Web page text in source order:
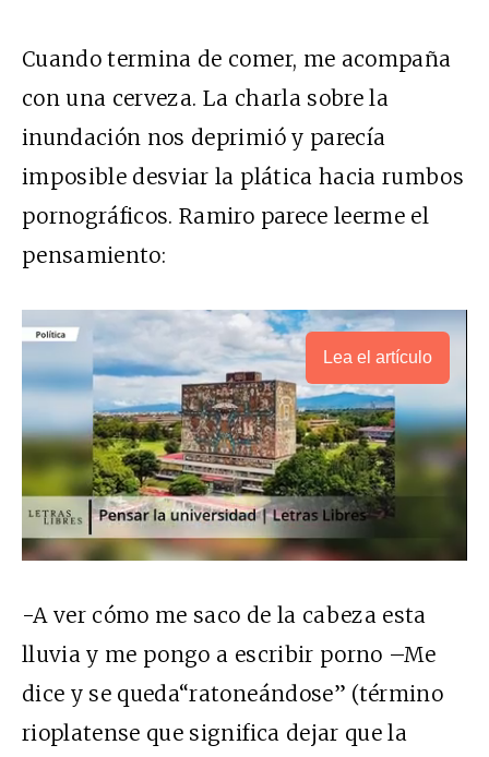
Cuando termina de comer, me acompaña
con una cerveza. La charla sobre la
inundación nos deprimió y parecía
imposible desviar la plática hacia rumbos
pornográficos. Ramiro parece leerme el
pensamiento:
Lea el artículo
-A ver cómo me saco de la cabeza esta
lluvia y me pongo a escribir porno –Me
dice y se queda“ratoneándose” (término
rioplatense que significa dejar que la